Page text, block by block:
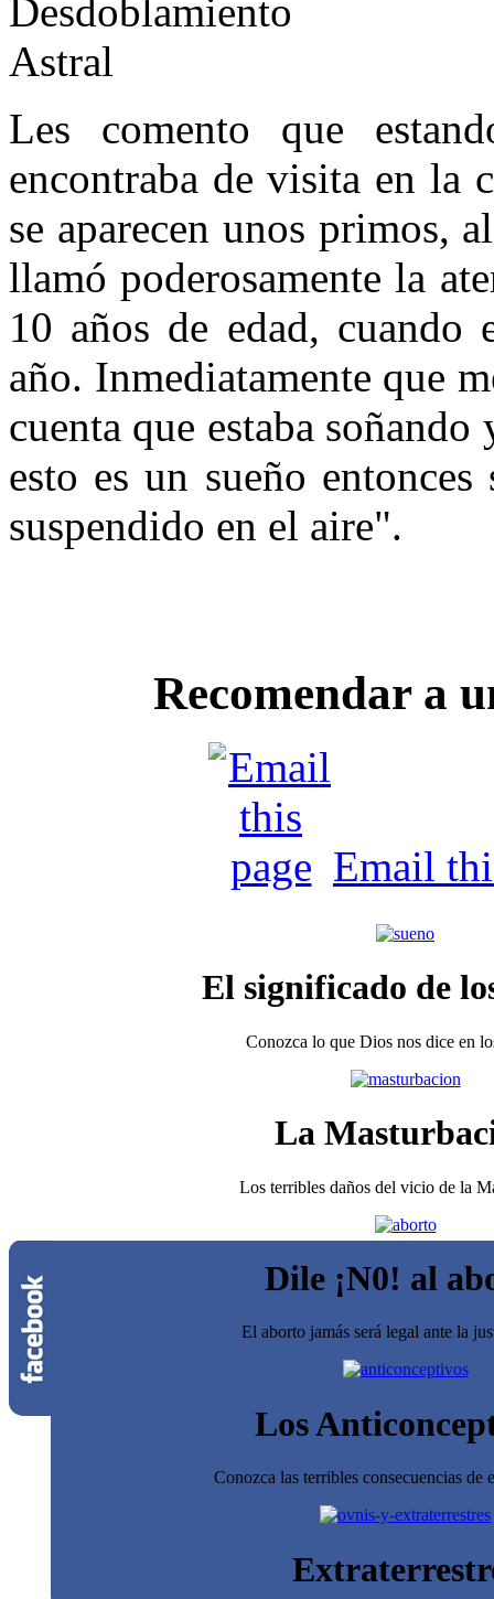
Les comento que
encontraba de visita en la
se aparecen unos primos,
llamó poderosamente la
10 años de edad,
año. Inmediatamente que
cuenta que estaba
esto es un sueño
suspendido en el aire".
Recomendar a
Email
El significado de
Conozca lo que Dios nos dice en
La
Los terribles daños del vicio de la
Dile ¡N0! al
El aborto jamás será legal ante la
Los
Conozca las terribles consecuencias de